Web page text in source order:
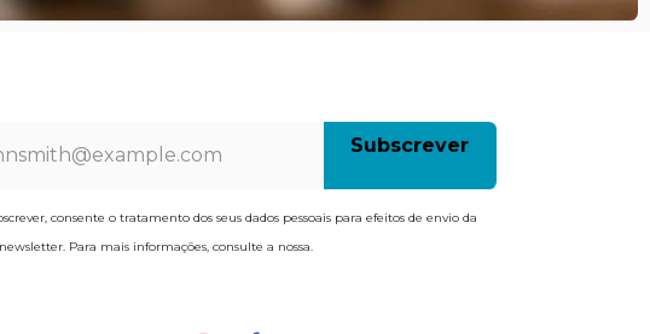
Subscrev​​e​​​​r
consente o tratamento dos seus dados pessoais para efeitos de envio da
Para mais informações, consulte a nossa.